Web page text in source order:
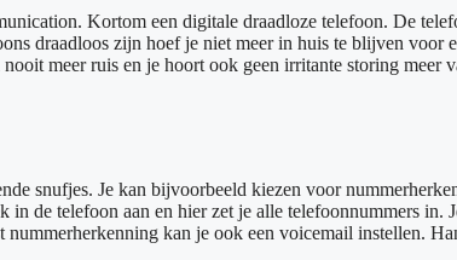
Kortom een digitale draadloze telefoon. De
draadloos zijn hoef je niet meer in huis te blijven
meer ruis en je hoort ook geen irritante storing
snufjes. Je kan bijvoorbeeld kiezen voor
de telefoon aan en hier zet je alle telefoonnummers
kan je ook een voicemail instellen.